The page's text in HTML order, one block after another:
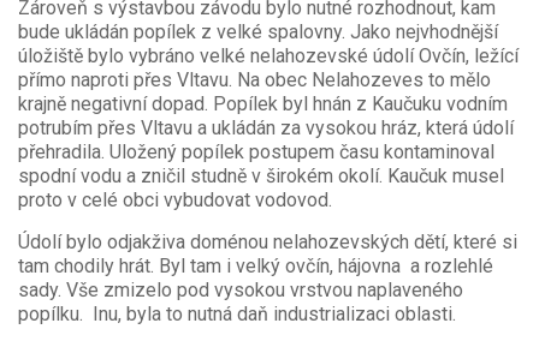
Zároveň s výstavbou závodu bylo nutné rozhodnout, kam
bude ukládán popílek z velké spalovny. Jako nejvhodnější
úložiště bylo vybráno velké nelahozevské údolí Ovčín, ležící
přímo naproti přes Vltavu. Na obec Nelahozeves to mělo
krajně negativní dopad. Popílek byl hnán z Kaučuku vodním
potrubím přes Vltavu a ukládán za vysokou hráz, která údolí
přehradila. Uložený popílek postupem času kontaminoval
spodní vodu a zničil studně v širokém okolí. Kaučuk musel
proto v celé obci vybudovat vodovod.
Údolí bylo odjakživa doménou nelahozevských dětí, které si
tam chodily hrát. Byl tam i velký ovčín, hájovna a rozlehlé
sady. Vše zmizelo pod vysokou vrstvou naplaveného
popílku. Inu, byla to nutná daň industrializaci oblasti.